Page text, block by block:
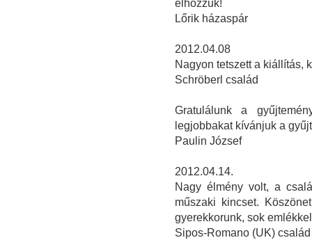
elhozzuk!
Lőrik házaspár
2012.04.08
Nagyon tetszett a kiállítás,
Schröberl család
Gratulálunk a
legjobbakat kívánjuk a
Paulin József
2012.04.14.
Nagy élmény volt, a
műszaki kincset.
gyerekkorunk, sok
Sipos-Romano (UK) család